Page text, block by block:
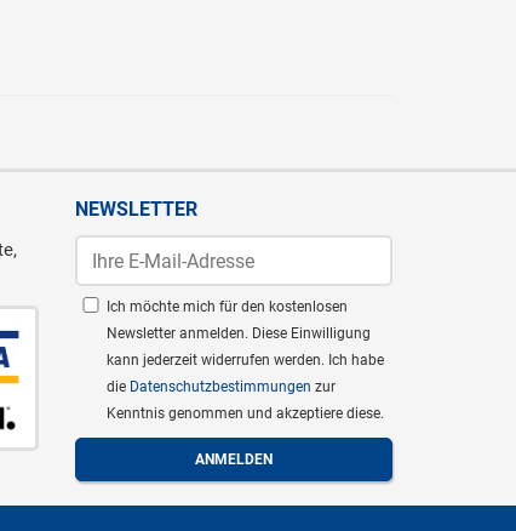
NEWSLETTER
Ich möchte mich für den kostenlosen
Newsletter anmelden. Diese Einwilligung
kann jederzeit widerrufen werden. Ich habe
die Datenschutzbestimmungen zur
Kenntnis genommen und akzeptiere diese.